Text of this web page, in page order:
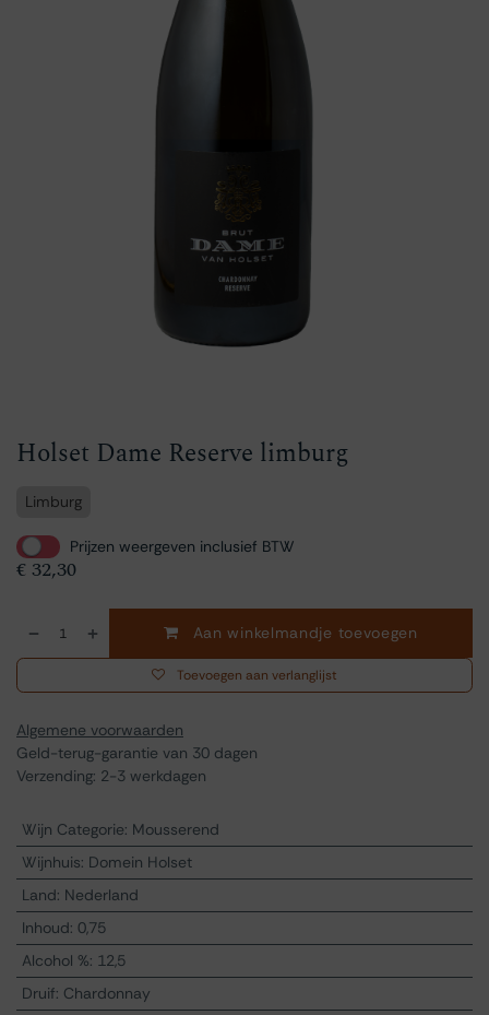
Holset Dame Reserve limburg
Limburg
Prijzen weergeven inclusief BTW
€ 32,30
Aan winkelmandje toevoegen
Toevoegen aan verlanglijst
Algemene voorwaarden
Geld-terug-garantie van 30 dagen
Verzending: 2-3 werkdagen
Wijn Categorie: Mousserend
Wijnhuis: Domein Holset
Land: Nederland
Inhoud: 0,75
Alcohol %: 12,5
Druif: Chardonnay